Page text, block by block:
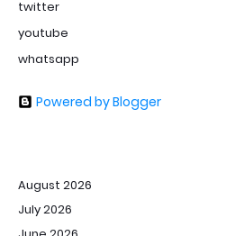
twitter
youtube
whatsapp
Powered by Blogger
August 2026
July 2026